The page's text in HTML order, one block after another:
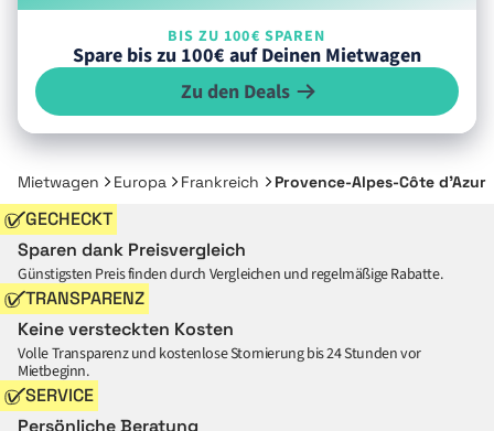
BIS ZU 100€ SPAREN
Spare bis zu 100€ auf Deinen Mietwagen
Zu den Deals
Mietwagen Europa Frankreich Provence-Alpes-Côte d’Azur
GECHECKT
Sparen dank Preisvergleich
Günstigsten Preis finden durch Vergleichen und regelmäßige Rabatte.
TRANSPARENZ
Keine versteckten Kosten
Volle Transparenz und kostenlose Stornierung bis 24 Stunden vor
Mietbeginn.
SERVICE
Persönliche Beratung